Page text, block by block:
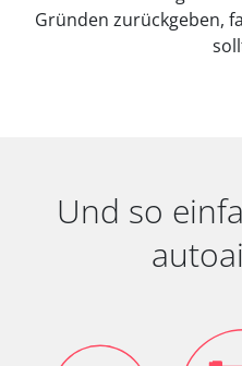
Gründen zurückgeben,
Und so